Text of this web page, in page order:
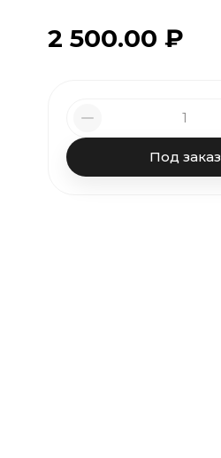
2 500.00 ₽
Под заказ